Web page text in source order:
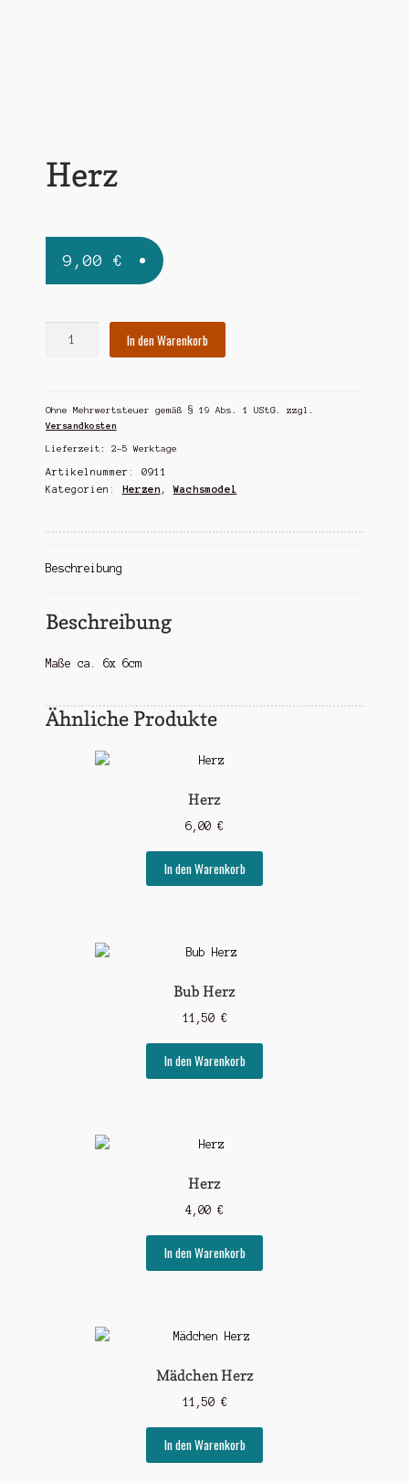
Herz
9,00 €
In den Warenkorb
Ohne Mehrwertsteuer gemäß § 19 Abs. 1 UStG.
zzgl.
Versandkosten
Lieferzeit: 2-5 Werktage
Artikelnummer: 0911
Kategorien: Herzen ,Wachsmodel
Beschreibung
Beschreibung
Maße ca. 6x 6cm
Ähnliche Produkte
Herz
6,00 €
In den Warenkorb
Bub Herz
11,50 €
In den Warenkorb
Herz
4,00 €
In den Warenkorb
Mädchen Herz
11,50 €
In den Warenkorb